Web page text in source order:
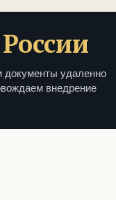
документы удаленно
внедрение